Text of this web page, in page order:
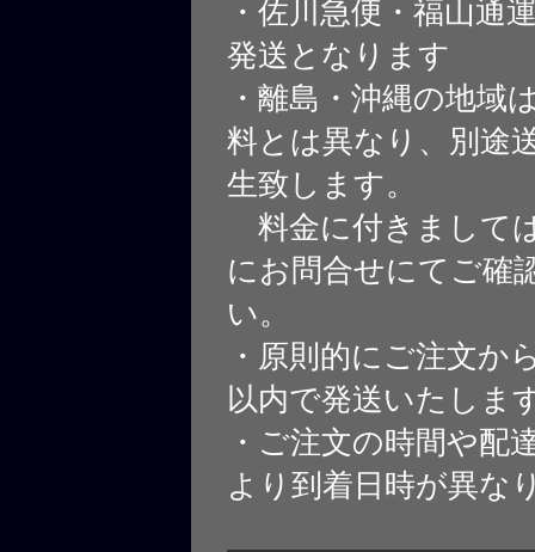
・佐川急便・福山通
発送となります
・離島・沖縄の地域
料とは異なり、別途
生致します。
料金に付きまして
にお問合せにてご確
い。
・原則的にご注文か
以内で発送いたしま
・ご注文の時間や配
より到着日時が異な